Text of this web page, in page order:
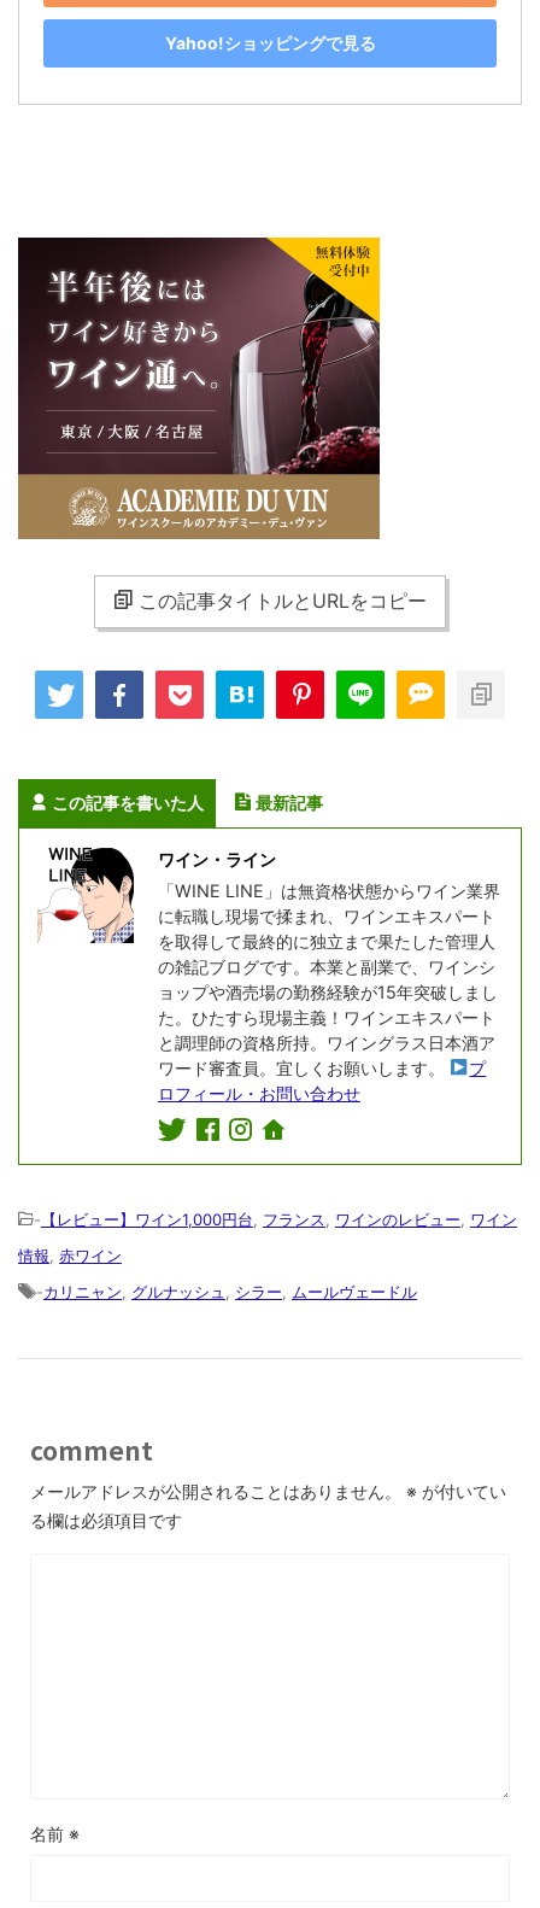
Yahoo!ショッピングで見る
この記事タイトルとURLをコピー
この記事を書いた人 最新記事
ワイン・ライン
「WINE LINE」は無資格状態からワイン業界
に転職し現場で揉まれ、ワインエキスパート
を取得して最終的に独立まで果たした管理人
の雑記ブログです。本業と副業で、ワインシ
ョップや酒売場の勤務経験が15年突破しまし
た。ひたすら現場主義！ワインエキスパート
と調理師の資格所持。ワイングラス日本酒ア
ワード審査員。宜しくお願いします。
プ
ロフィール・お問い合わせ
- 【レビュー】ワイン1,000円台 フランス ワインのレビュー
ワイン
情報 赤ワイン
-カリニャン グルナッシュ シラー ムールヴェードル
comment
メールアドレスが公開されることはありません。 ※ が付いてい
る欄は必須項目です
名前 ※